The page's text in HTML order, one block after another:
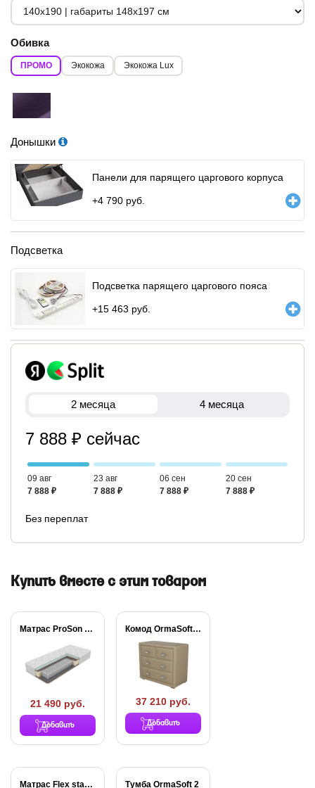
Обивка
ПРОМО Экокожа Экокожа Lux
Донышки
Панели для парящего царгового корпуса
+4 790 руб.
Подсветка
Подсветка парящего царгового пояса
+15 463 руб.
2 месяца 4 месяца
7 888 ₽ сейчас
09 авг
7 888 ₽
23 авг
7 888 ₽
06 сен
7 888 ₽
20 сен
7 888 ₽
Без переплат
Купить вместе с этим товаром
Матрас ProSon Active...
21 490 руб.
Добавить
Комод OrmaSoft 2...
37 210 руб.
Добавить
Матрас Flex standart... Тумба OrmaSoft 2